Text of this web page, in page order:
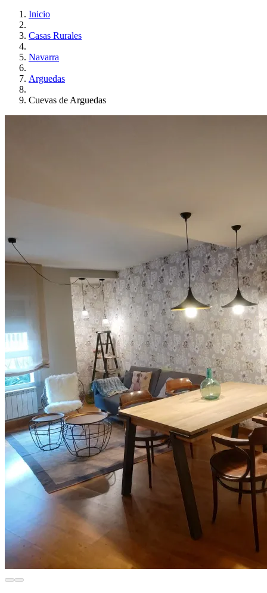
Inicio
Casas Rurales
Navarra
Arguedas
Cuevas de Arguedas